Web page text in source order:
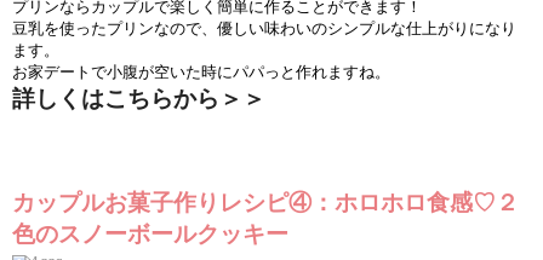
プリンならカップルで楽しく 簡単に作ることができます！
豆乳を使ったプリンなので、優しい味わいのシンプルな仕上がりになり
ます。
お家デー トで小腹が空いた時にパパっと作れますね。
詳しくはこちらから＞＞
カップルお菓子作りレシピ④：ホロホロ食感♡２
色のスノーボールクッキー